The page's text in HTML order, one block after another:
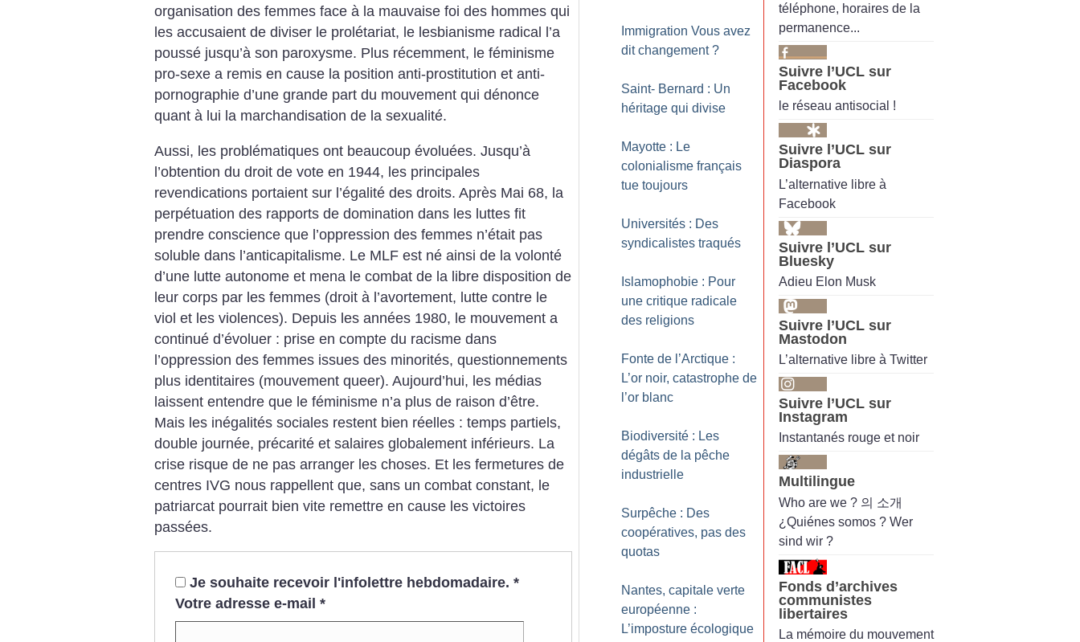
organisation des femmes face à la mauvaise foi des hommes qui
les accusaient de diviser le prolétariat, le lesbianisme radical l’a
poussé jusqu’à son paroxysme. Plus récemment, le féminisme
pro-sexe a remis en cause la position anti-prostitution et anti-
pornographie d’une grande part du mouvement qui dénonce
quant à lui la marchandisation de la sexualité.
Aussi, les problématiques ont beaucoup évoluées. Jusqu’à
l’obtention du droit de vote en 1944, les principales
revendications portaient sur l’égalité des droits. Après Mai 68, la
perpétuation des rapports de domination dans les luttes fit
prendre conscience que l’oppression des femmes n’était pas
soluble dans l’anticapitalisme. Le MLF est né ainsi de la volonté
d’une lutte autonome et mena le combat de la libre disposition de
leur corps par les femmes (droit à l’avortement, lutte contre le
viol et les violences). Depuis les années 1980, le mouvement a
continué d’évoluer : prise en compte du racisme dans
l’oppression des femmes issues des minorités, questionnements
plus identitaires (mouvement queer). Aujourd’hui, les médias
laissent entendre que le féminisme n’a plus de raison d’être.
Mais les inégalités sociales restent bien réelles : temps partiels,
double journée, précarité et salaires globalement inférieurs. La
crise risque de ne pas arranger les choses. Et les fermetures de
centres IVG nous rappellent que, sans un combat constant, le
patriarcat pourrait bien vite remettre en cause les victoires
passées.
Je souhaite recevoir l'infolettre hebdomadaire. *
Votre adresse e-mail *
Immigration Vous avez
dit changement ?
Saint- Bernard : Un
héritage qui divise
Mayotte : Le
colonialisme français
tue toujours
Universités : Des
syndicalistes traqués
Islamophobie : Pour
une critique radicale
des religions
Fonte de l’Arctique :
L’or noir, catastrophe de
l’or blanc
Biodiversité : Les
dégâts de la pêche
industrielle
Surpêche : Des
coopératives, pas des
quotas
Nantes, capitale verte
européenne :
L’imposture écologique
téléphone, horaires de la
permanence...
Suivre l’UCL sur
Facebook
le réseau antisocial !
Suivre l’UCL sur
Diaspora
L’alternative libre à
Facebook
Suivre l’UCL sur
Bluesky
Adieu Elon Musk
Suivre l’UCL sur
Mastodon
L’alternative libre à Twitter
Suivre l’UCL sur
Instagram
Instantanés rouge et noir
Multilingue
Who are we ? 의 소개
¿Quiénes somos ? Wer
sind wir ?
Fonds d’archives
communistes
libertaires
La mémoire du mouvement